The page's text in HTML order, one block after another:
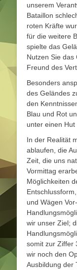
unserem
Bataillon
roten Kräfte
für die weitere
spielte das
Nutzen Sie das
Freund des
Besonders
des Geländes
den
Blau und Rot
unter einen Hut
In der Realität
ablaufen, die
Zeit, die uns
Vormittag
Möglichkeiten
und Wägen
wir unser Ziel;
somit zur Ziffer
wir noch den
Ausbildung der